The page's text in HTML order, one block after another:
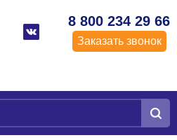
8 800 234 29 66
Заказать звонок